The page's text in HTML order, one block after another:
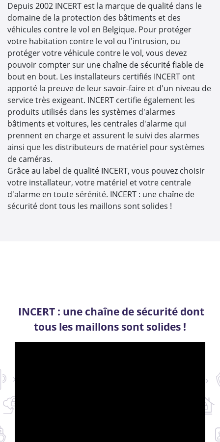
Depuis 2002 INCERT est la marque de qualité dans le
domaine de la protection des bâtiments et des
véhicules contre le vol en Belgique. Pour protéger
votre habitation contre le vol ou l'intrusion, ou
protéger votre véhicule contre le vol, vous devez
pouvoir compter sur une chaîne de sécurité fiable de
bout en bout. Les installateurs certifiés INCERT ont
apporté la preuve de leur savoir-faire et d'un niveau de
service très exigeant. INCERT certifie également les
produits utilisés dans les systèmes d'alarmes
bâtiments et voitures, les centrales d'alarme qui
prennent en charge et assurent le suivi des alarmes
ainsi que les distributeurs de matériel pour systèmes
de caméras.
Grâce au label de qualité INCERT, vous pouvez choisir
votre installateur, votre matériel et votre centrale
d'alarme en toute sérénité. INCERT : une chaîne de
sécurité dont tous les maillons sont solides !
INCERT : une chaîne de sécurité dont
tous les maillons sont solides !